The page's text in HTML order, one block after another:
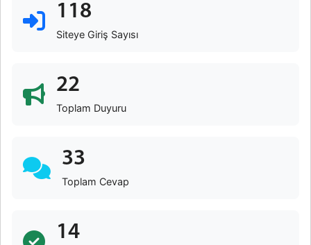
118
Siteye Giriş Sayısı
22
Toplam Duyuru
33
Toplam Cevap
14